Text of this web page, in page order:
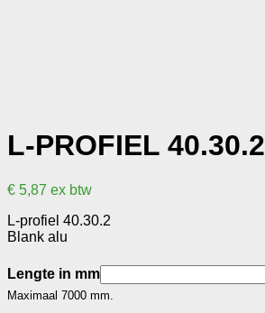
L-PROFIEL 40.30.2
€ 5,87 ex btw
L-profiel 40.30.2
Blank alu
Lengte in mm
Maximaal 7000 mm.